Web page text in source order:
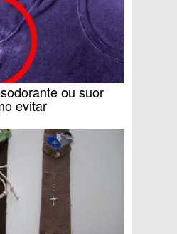
ou suor
evitar